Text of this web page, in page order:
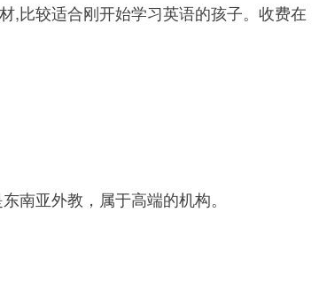
较适合刚开始学习英语的孩子。收费在
亚外教，属于高端的机构。